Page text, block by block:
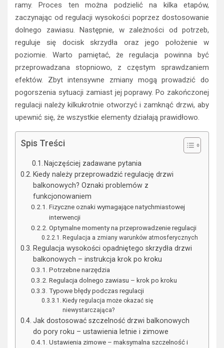
ramy. Proces ten można podzielić na kilka etapów,
zaczynając od regulacji wysokości poprzez dostosowanie
dolnego zawiasu. Następnie, w zależności od potrzeb,
reguluje się docisk skrzydła oraz jego położenie w
poziomie. Warto pamiętać, że regulacja powinna być
przeprowadzana stopniowo, z częstym sprawdzaniem
efektów. Zbyt intensywne zmiany mogą prowadzić do
pogorszenia sytuacji zamiast jej poprawy. Po zakończonej
regulacji należy kilkukrotnie otworzyć i zamknąć drzwi, aby
upewnić się, że wszystkie elementy działają prawidłowo.
Spis Treści
Najczęściej zadawane pytania
Kiedy należy przeprowadzić regulację drzwi
balkonowych? Oznaki problemów z
funkcjonowaniem
Fizyczne oznaki wymagające natychmiastowej
interwencji
Optymalne momenty na przeprowadzenie regulacji
Regulacja a zmiany warunków atmosferycznych
Regulacja wysokości opadniętego skrzydła drzwi
balkonowych – instrukcja krok po kroku
Potrzebne narzędzia
Regulacja dolnego zawiasu – krok po kroku
Typowe błędy podczas regulacji
Kiedy regulacja może okazać się
niewystarczająca?
Jak dostosować szczelność drzwi balkonowych
do pory roku – ustawienia letnie i zimowe
Ustawienia zimowe – maksymalna szczelność i